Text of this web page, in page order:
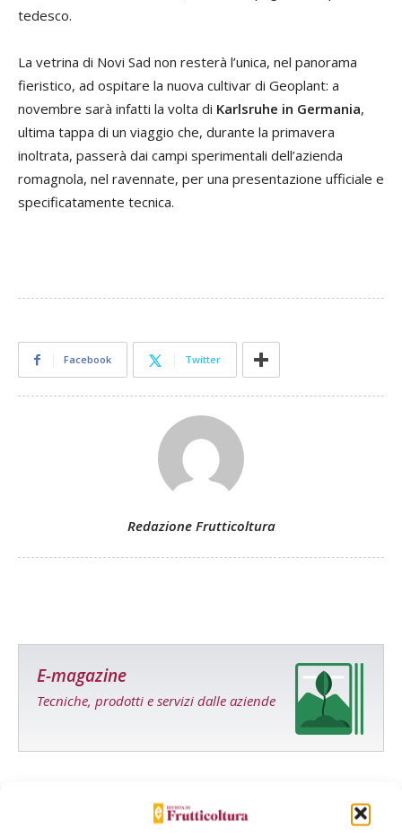
tedesco.
La vetrina di Novi Sad non resterà l’unica, nel panorama
fieristico, ad ospitare la nuova cultivar di Geoplant: a
novembre sarà infatti la volta di Karlsruhe in Germania,
ultima tappa di un viaggio che, durante la primavera
inoltrata, passerà dai campi sperimentali dell’azienda
romagnola, nel ravennate, per una presentazione ufficiale e
specificatamente tecnica.
Facebook Twitter
Redazione Frutticoltura
E-magazine
Tecniche, prodotti e servizi dalle aziende